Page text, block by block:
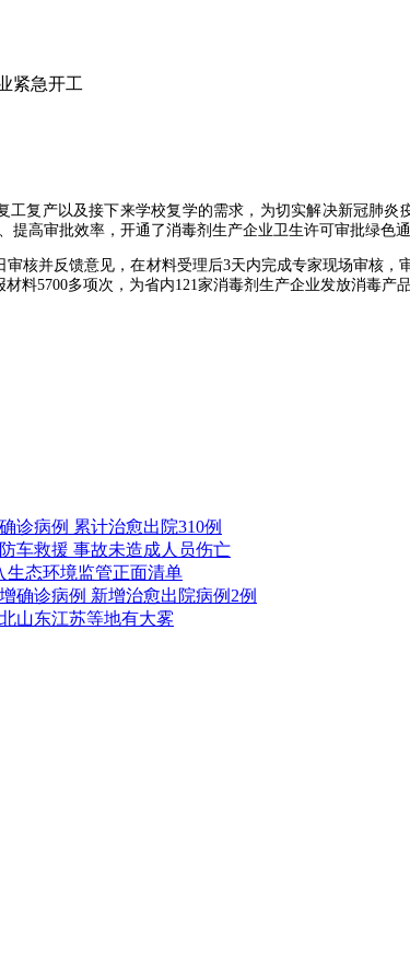
紧急开工
工复产以及接下来学校复学的需求，为切实解决新冠肺
提高审批效率，开通了消毒剂生产企业卫生许可审批绿色
核并反馈意见，在材料受理后3天内完成专家现场审核
料5700多项次，为省内121家消毒剂生产企业发放消毒
诊病例 累计治愈出院310例
车救援 事故未造成人员伤亡
生态环境监管正面清单
确诊病例 新增治愈出院病例2例
山东江苏等地有大雾